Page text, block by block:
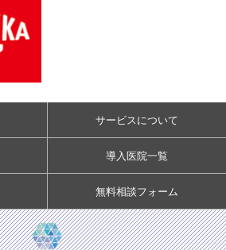
サービスについて
導入医院一覧
無料相談フォーム